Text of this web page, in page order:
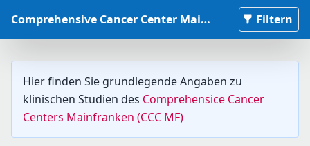
Comprehensive Cancer Center Mainfranken Studiendatenbank Filtern
Hier finden Sie grundlegende Angaben zu
klinischen Studien des Comprehensice Cancer
Centers Mainfranken (CCC MF)